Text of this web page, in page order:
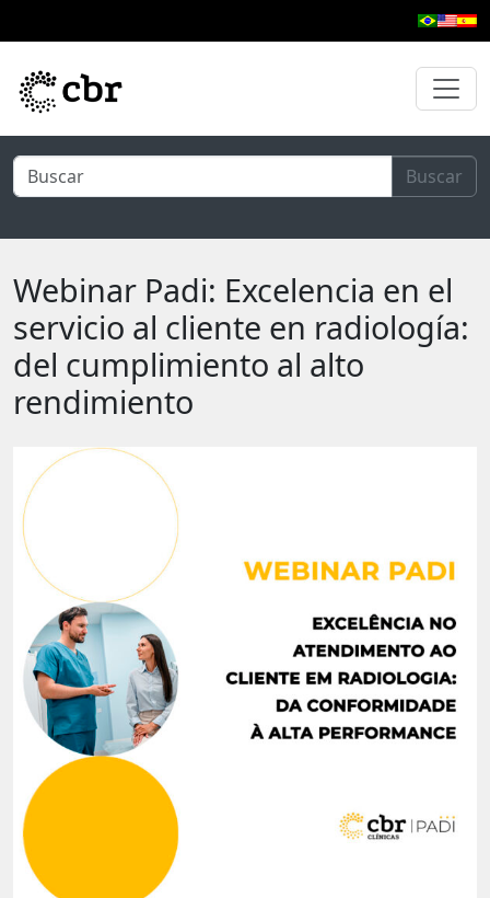
Buscar
Webinar Padi: Excelencia en el
servicio al cliente en radiología:
del cumplimiento al alto
rendimiento